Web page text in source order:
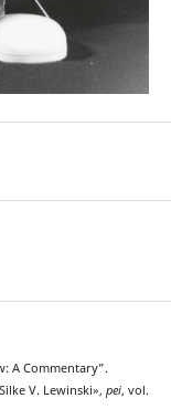
A Commentary”.
V. Lewinski», pei, vol.